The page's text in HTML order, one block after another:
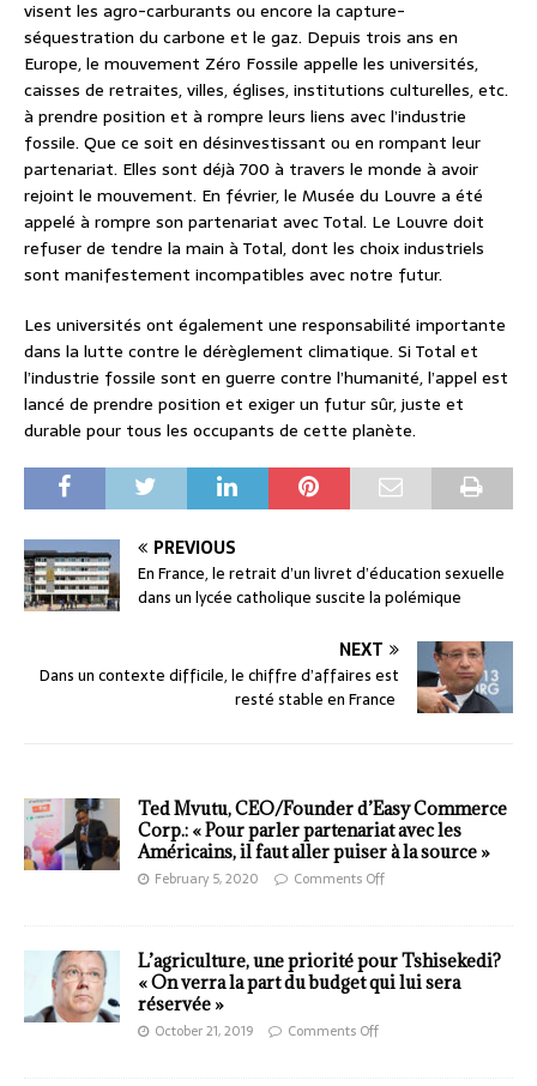
visent les agro-carburants ou encore la capture-
séquestration du carbone et le gaz. Depuis trois ans en
Europe, le mouvement Zéro Fossile appelle les universités,
caisses de retraites, villes, églises, institutions culturelles, etc.
à prendre position et à rompre leurs liens avec l’industrie
fossile. Que ce soit en désinvestissant ou en rompant leur
partenariat. Elles sont déjà 700 à travers le monde à avoir
rejoint le mouvement. En février, le Musée du Louvre a été
appelé à rompre son partenariat avec Total. Le Louvre doit
refuser de tendre la main à Total, dont les choix industriels
sont manifestement incompatibles avec notre futur.
Les universités ont également une responsabilité importante
dans la lutte contre le dérèglement climatique. Si Total et
l’industrie fossile sont en guerre contre l’humanité, l’appel est
lancé de prendre position et exiger un futur sûr, juste et
durable pour tous les occupants de cette planète.
PREVIOUS
En France, le retrait d’un livret d’éducation sexuelle
dans un lycée catholique suscite la polémique
NEXT
Dans un contexte difficile, le chiffre d’affaires est
resté stable en France
Ted Mvutu, CEO/Founder d’Easy Commerce
Corp.: « Pour parler partenariat avec les
Américains, il faut aller puiser à la source »
February 5, 2020 Comments Off
L’agriculture, une priorité pour Tshisekedi?
« On verra la part du budget qui lui sera
réservée »
October 21, 2019 Comments Off